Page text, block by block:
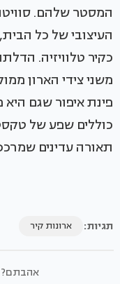
המסטר שלהם.
העיצובי של כל
כקיר טלוויזיה.
משני צידי הארון
פינת איפור שגם
כוללים שפע של
תאורה עדינים
תגיות: ארונות קיר